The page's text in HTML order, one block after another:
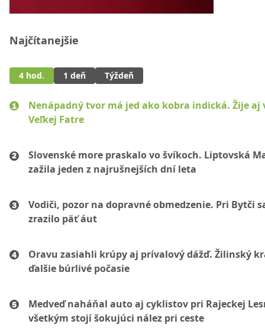
Najčítanejšie
4 hod. 1 deň Týždeň
Nenápadný tvor má jed ako kobra indická. Žije aj
Veľkej Fatre
Slovenské more praskalo vo švíkoch. Liptovská
zažila jeden z najrušnejších dní leta
Vodiči, pozor na dopravné obmedzenie. Pri Bytči
zrazilo päť áut
Oravu zasiahli krúpy aj prívalový dážď. Žilinský
ďalšie búrlivé počasie
Medveď naháňal auto aj cyklistov pri Rajeckej
všetkým stojí šokujúci nález pri ceste